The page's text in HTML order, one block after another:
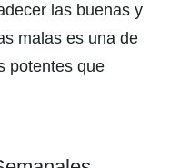
las buenas y
malas es una de
potentes que